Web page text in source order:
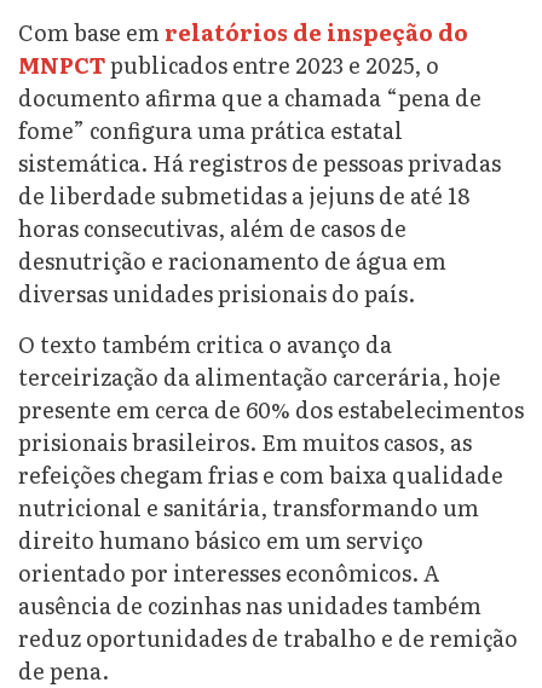
Com base emrelatórios de inspeção do
MNPCTpublicados entre 2023 e 2025, o
documento afirma que a chamada “pena de
fome” configura uma prática estatal
sistemática. Há registros de pessoas privadas
de liberdade submetidas a jejuns de até 18
horas consecutivas, além de casos de
desnutrição e racionamento de água em
diversas unidades prisionais do país.
O texto também critica o avanço da
terceirização da alimentação carcerária, hoje
presente em cerca de 60% dos estabelecimentos
prisionais brasileiros. Em muitos casos, as
refeições chegam frias e com baixa qualidade
nutricional e sanitária, transformando um
direito humano básico em um serviço
orientado por interesses econômicos. A
ausência de cozinhas nas unidades também
reduz oportunidades de trabalho e de remição
de pena.